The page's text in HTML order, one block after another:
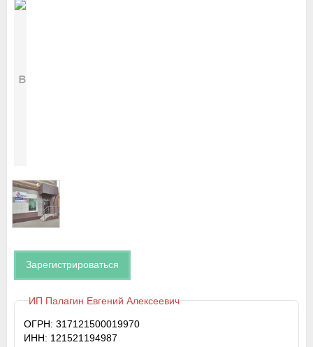
Зарегистрироваться
ИП Палагин Евгений Алексеевич
ОГРН: 317121500019970
ИНН: 121521194987